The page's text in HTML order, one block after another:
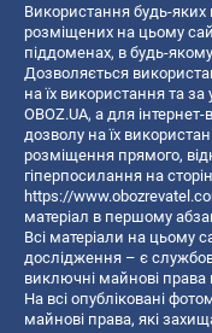
Використання будь-яких
розміщених на цьому
піддоменах, в будь-
Дозволяється
на їх використання та
OBOZ.UA, а для
дозволу на їх
розміщення прямого,
гіперпосилання на
https://
матеріал в першому
Всі матеріали на цьому
дослідження – є
виключні майнові права
На всі опубліковані
майнові права, які